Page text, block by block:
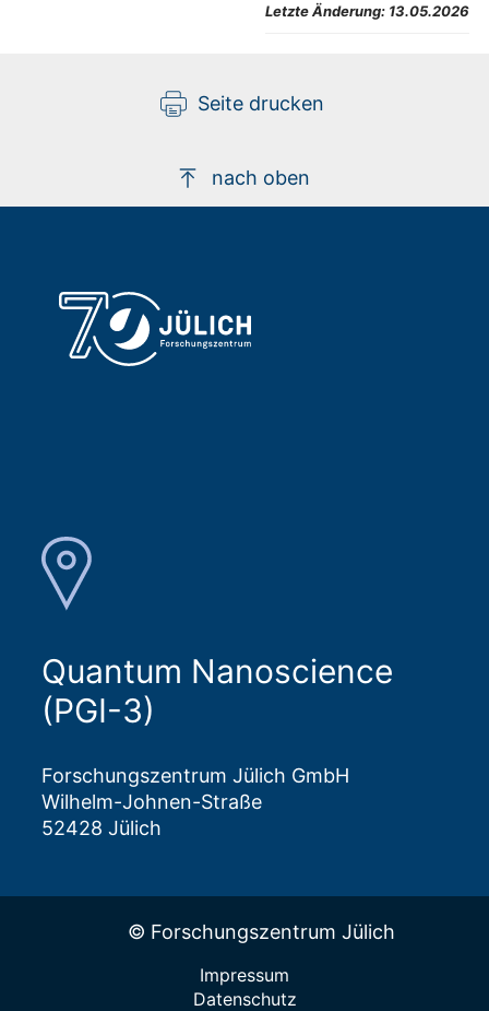
Letzte Änderung: 13.05.2026
Seite drucken
nach oben
Quantum Nanoscience
(PGI-3)
Forschungszentrum Jülich GmbH
Wilhelm-Johnen-Straße
52428 Jülich
© Forschungszentrum Jülich
Impressum
Datenschutz